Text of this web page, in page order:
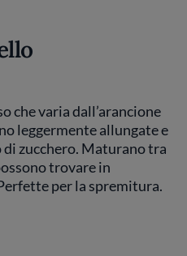
che varia dall’arancione
leggermente allungate e
zucchero. Maturano tra
trovare in
per la spremitura.